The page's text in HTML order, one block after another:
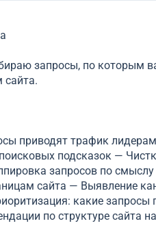
запросы, по которым
сайта.
приводят трафик
подсказок —
запросов по
сайта — Выявление
какие запросы
по структуре сайта